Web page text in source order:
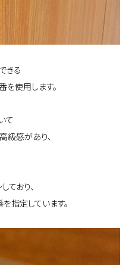
きる
を使用します。
て
級感があり、
ており、
指定しています。